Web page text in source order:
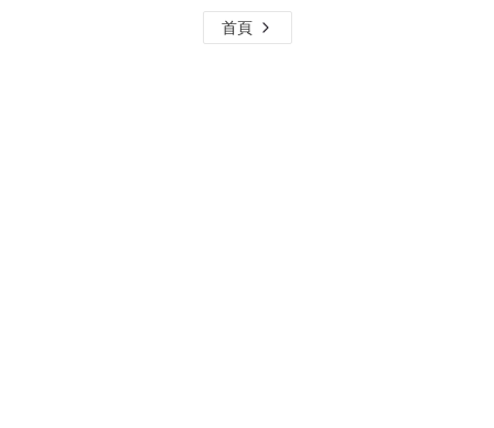
首頁